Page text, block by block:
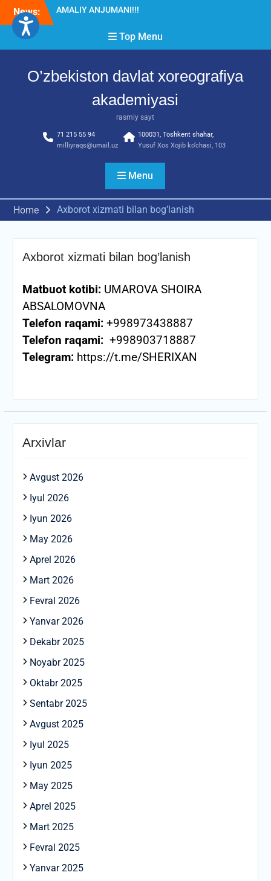
Skip
content
News:
Diqqat e’lon!
2026” tadbiri bo‘lib o‘tdi
RESPUBLIKA ILMIY-
Top Menu
O’zbekiston davlat xoreografiya
akademiyasi
rasmiy sayt
71 215 55 94
milliyraqs@umail.uz
100031, Toshkent shahar,
Yusuf Xos Xojib ko‘chasi, 103
Menu
Home Axborot xizmati bilan bog’lanish
Axborot xizmati bilan bog’lanish
Matbuot kotibi:UMAROVA SHOIRA
ABSALOMOVNA
Telefon raqami:+998973438887
Telefon raqami:+998903718887
Telegram:https://t.me/SHERIXAN
Arxivlar
Avgust 2026
Iyul 2026
Iyun 2026
May 2026
Aprel 2026
Mart 2026
Fevral 2026
Yanvar 2026
Dekabr 2025
Noyabr 2025
Oktabr 2025
Sentabr 2025
Avgust 2025
Iyul 2025
Iyun 2025
May 2025
Aprel 2025
Mart 2025
Fevral 2025
Yanvar 2025